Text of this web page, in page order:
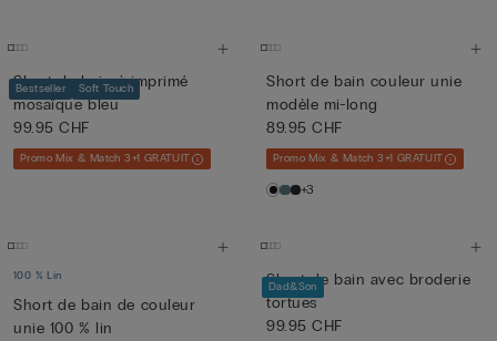
Bestseller Soft Touch
Short de bain à imprimé
mosaïque bleu
99.95 CHF
Promo Mix & Match 3+1 GRATUIT
Short de bain couleur unie
modèle mi-long
89.95 CHF
Promo Mix & Match 3+1 GRATUIT
+3
100 % Lin
Short de bain de couleur
unie 100 % lin
Dad&Son
Short de bain avec broderie
tortues
99.95 CHF